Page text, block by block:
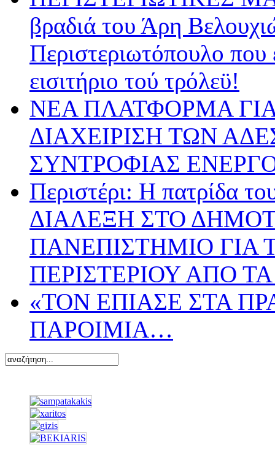
βραδιά του Άρη
Περιστεριωτόπουλο που
εισιτήριο τού τρόλεϋ!
ΝΕΑ ΠΛΑΤΦΟΡΜΑ
ΔΙΑΧΕΙΡΙΣΗ ΤΩΝ
ΣΥΝΤΡΟΦΙΑΣ
Περιστέρι: Η πατρίδα
ΔΙΑΛΕΞΗ ΣΤΟ
ΠΑΝΕΠΙΣΤΗΜΙΟ ΓΙΑ
ΠΕΡΙΣΤΕΡΙΟΥ ΑΠΟ
«ΤΟΝ ΕΠΙΑΣΕ ΣΤΑ
ΠΑΡΟΙΜΙΑ…